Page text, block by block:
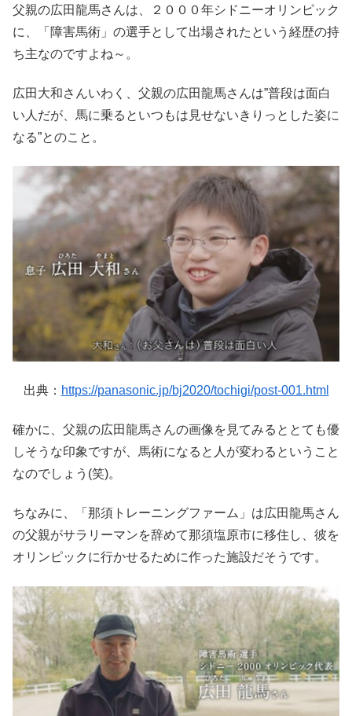
父親の広田龍馬さんは、２０００年シドニーオリンピック
に、「障害馬術」の選手として出場されたという経歴の持
ち主なのですよね～。
広田大和さんいわく、父親の広田龍馬さんは”普段は面白
い人だが、馬に乗るといつもは見せないきりっとした姿に
なる”とのこと。
出典： https://panasonic.jp/bj2020/tochigi/post-001.html
確かに、父親の広田龍馬さんの画像を見てみるととても優
しそうな印象ですが、馬術になると人が変わるということ
なのでしょう(笑)。
ちなみに、「那須トレーニングファーム」は広田龍馬さん
の父親がサラリーマンを辞めて那須塩原市に移住し、彼を
オリンピックに行かせるために作った施設だそうです。